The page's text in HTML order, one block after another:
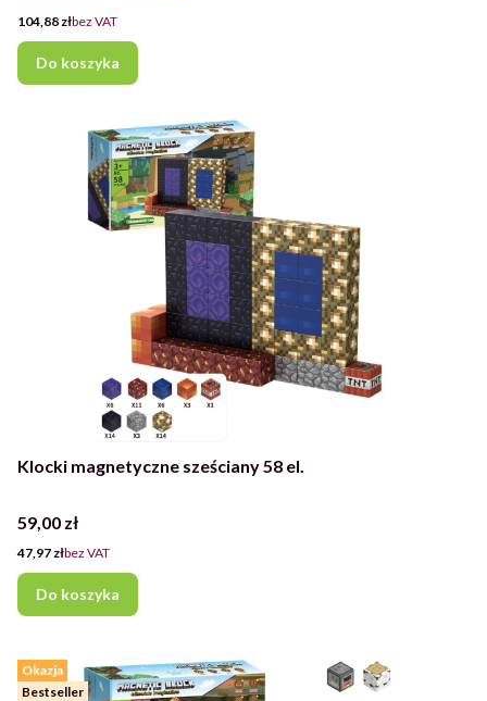
Cena
104,88 złbez VAT
Do koszyka
Klocki magnetyczne sześciany 58 el.
Cena
59,00 zł
Cena
47,97 złbez VAT
Do koszyka
Okazja
Bestseller